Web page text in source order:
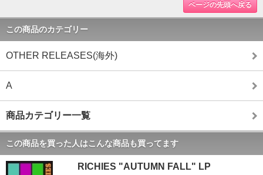
ページの先頭へ戻る
この商品のカテゴリー
OTHER RELEASES(海外)
A
商品カテゴリー一覧
この商品を買った人はこんな商品も買ってます
RICHIES "AUTUMN FALL" LP